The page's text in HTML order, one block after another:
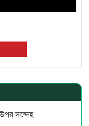
সন্দেহ